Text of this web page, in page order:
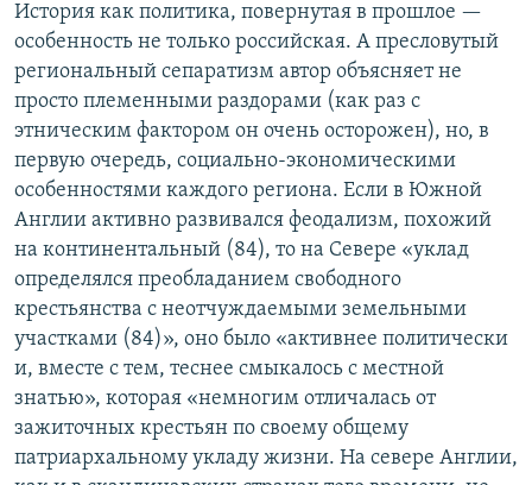
История как политика, повернутая в прошлое —
особенность не только российская. А пресловутый
региональный сепаратизм автор объясняет не
просто племенными раздорами (как раз с
этническим фактором он очень осторожен), но, в
первую очередь, социально-экономическими
особенностями каждого региона. Если в Южной
Англии активно развивался феодализм, похожий
на континентальный (84), то на Севере «уклад
определялся преобладанием свободного
крестьянства с неотчуждаемыми земельными
участками (84)», оно было «активнее политически
и, вместе с тем, теснее смыкалось с местной
знатью», которая «немногим отличалась от
зажиточных крестьян по своему общему
патриархальному укладу жизни. На севере Англии,